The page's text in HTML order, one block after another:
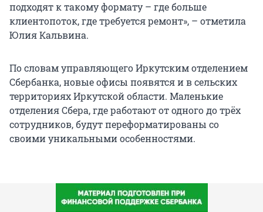
подходят к такому формату – где больше
клиентопоток, где требуется ремонт», – отметила
Юлия Кальвина.
По словам управляющего Иркутским отделением
Сбербанка, новые офисы появятся и в сельских
территориях Иркутской области. Маленькие
отделения Сбера, где работают от одного до трёх
сотрудников, будут переформатированы со
своими уникальными особенностями.